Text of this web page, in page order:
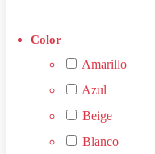
Amarillo
Azul
Beige
Blanco